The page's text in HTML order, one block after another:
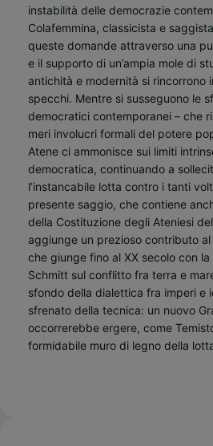
instabilità delle democrazie
Colafemmina, classicista e
queste domande attraverso una
e il supporto di un’ampia mole di
antichità e modernità si rincorrono
specchi. Mentre si susseguono le sfide ai sistemi
democratici contemporanei – che
meri involucri formali del potere
Atene ci ammonisce sui limiti
democratica, continuando a
l’instancabile lotta contro i tanti
presente saggio, che contiene
della Costituzione degli Ateniesi
aggiunge un prezioso contributo al dibattito.
che giunge fino al XX secolo con
Schmitt sul conflitto fra terra e
sfondo della dialettica fra imperi e
sfrenato della tecnica: un nuovo
occorrerebbe ergere, come
formidabile muro di legno della